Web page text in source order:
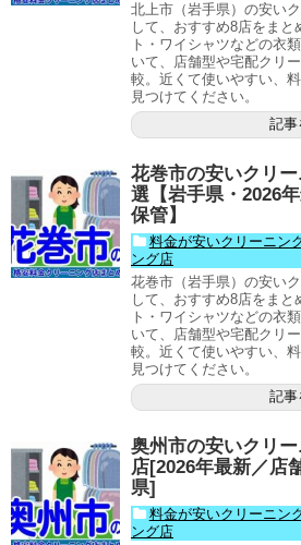
北上市（岩手県）の安い
して、おすすめ8店をま
ト・ワイシャツなどの衣
いて、店舗型や宅配クリ
較。近くて使いやすい、
見つけてください。
記事
花巻市の安いクリ
選【岩手県・2026
保管】
料金が安いクリーニン
ング店
花巻市（岩手県）の安い
して、おすすめ8店をま
ト・ワイシャツなどの衣
いて、店舗型や宅配クリ
較。近くて使いやすい、
見つけてください。
記事
奥州市の安いクリ
店[2026年最新／店
県]
料金が安いクリーニン
ング店